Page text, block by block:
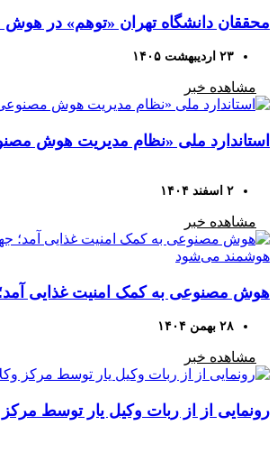
محققان دانشگاه تهران «توهم» در هوش
۲۳ اردیبهشت ۱۴۰۵
مشاهده خبر
استاندارد ملی «نظام مدیریت هوش
۲ اسفند ۱۴۰۴
مشاهده خبر
هوش مصنوعی به کمک امنیت غذایی
۲۸ بهمن ۱۴۰۴
مشاهده خبر
رونمایی از از ربات وکیل یار توسط